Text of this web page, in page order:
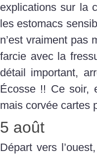
explications sur la
les estomacs
n’est vraiment pas
farcie avec la
détail important,
Écosse !! Ce soir,
mais corvée cartes
5 août
Départ vers